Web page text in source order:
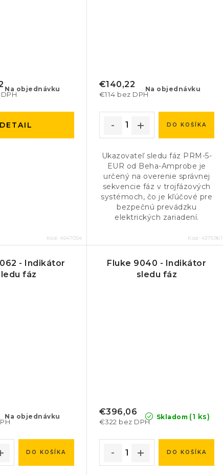
Na objednávku
DETAIL
Kód:4547054
Na objednávku
€114 bez DPH
€140,22
DO KOŠÍKA
Ukazovateľ sledu fáz PRM-5-
EUR od Beha-Amprobe je
určený na overenie správnej
sekvencie fáz v trojfázových
systémoch, čo je kľúčové pre
bezpečnú prevádzku
elektrických zariadení.
Kód: 4375961
- Indikátor
fáz
Na objednávku
DO KOŠÍKA
Fluke 9040 - Indikátor
sledu fáz
Skladom (1 ks)
€322 bez DPH
€396,06
DO KOŠÍKA